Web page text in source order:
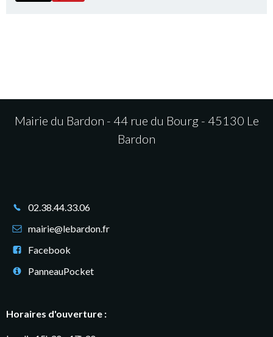
Mairie du Bardon - 44 rue du Bourg - 45130 Le
Bardon
02.38.44.33.06
mairie@lebardon.fr
Facebook
PanneauPocket
Horaires d'ouverture :